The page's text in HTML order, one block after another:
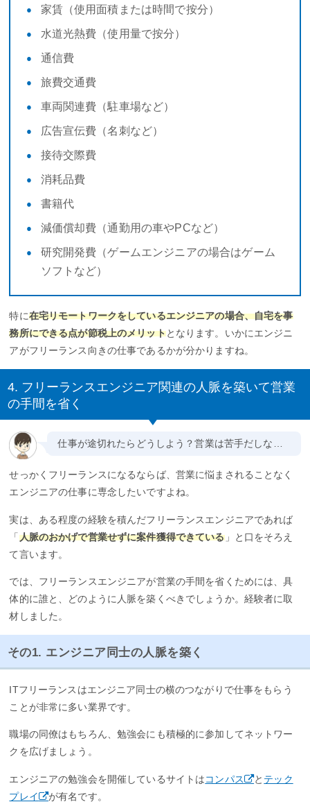
家賃（使用面積または時間で按分）
水道光熱費（使用量で按分）
通信費
旅費交通費
車両関連費（駐車場など）
広告宣伝費（名刺など）
接待交際費
消耗品費
書籍代
減価償却費（通勤用の車やPCなど）
研究開発費（ゲームエンジニアの場合はゲーム
ソフトなど）
特に在宅リモートワークをしているエンジニアの場合、自宅を事
務所にできる点が節税上のメリットとなります。いかにエンジニ
アがフリーランス向きの仕事であるかが分かりますね。
4. フリーランスエンジニア関連の人脈を築いて営業
の手間を省く
仕事が途切れたらどうしよう？営業は苦手だしな…
せっかくフリーランスになるならば、営業に悩まされることなく
エンジニアの仕事に専念したいですよね。
実は、ある程度の経験を積んだフリーランスエンジニアであれば
「 人脈のおかげで営業せずに案件獲得できている」と口をそろえ
て言います。
では、フリーランスエンジニアが営業の手間を省くためには、具
体的に誰と、どのように人脈を築くべきでしょうか。経験者に取
材しました。
その1. エンジニア同士の人脈を築く
ITフリーランスはエンジニア同士の横のつながりで仕事をもらう
ことが非常に多い業界です。
職場の同僚はもちろん、勉強会にも積極的に参加してネットワー
クを広げましょう。
エンジニアの勉強会を開催しているサイトはコンパス と テック
プレイ
が有名です。